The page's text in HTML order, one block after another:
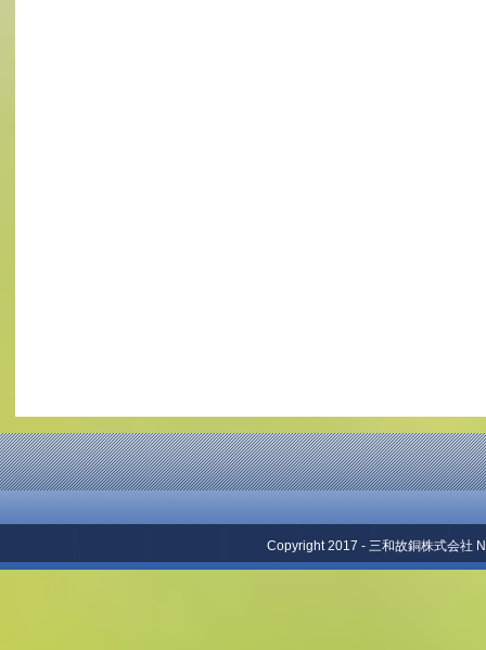
Copyright 2017 - 三和故銅株式会社